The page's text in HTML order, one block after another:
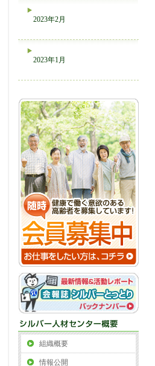
2023年2月
2023年1月
組織概要
情報公開